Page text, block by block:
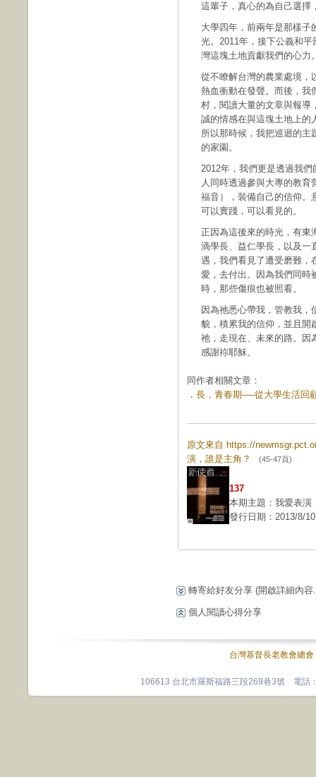
這輩子，真心的為自己選擇
大學四年，前兩年是那樣子
光。2011年，接下公義和
灣這塊土地貢獻我們的心力
從不瞭解台灣的農業處境，
熱血衝動在發聲。而後，我
村，閱讀大量的文章與報導
誠的情感在與這塊土地上的
所以那時候，我把巡迴的主
的家園。
2012年，我們更是透過我
人同時透過參與大專的教
福音），裝備自己的信仰。
可以實踐，可以看見的。
正因為這後來的時光，有東
滴學長、益仁學長，以及一
遇，我們看見了遭受磨難，
愛，去付出。因為我們同時
時，那些傷痕也被照看。
因為祂悉心帶我，管教我
貌，積累我的信仰，並且開
祂，走現在、未來的路。因
感謝祢耶穌。
同作者相關文章：
． 長，青春期──從大學生活回
原文來自 https://
演，誰是主角？
(45-47頁)
137
本期主題：我愛表演
發行日期：2013/8/10
轉寄給好友分享 (開啟詳細內容
個人閱讀心得分享
台灣基督長老教會總會
106613 台北市羅斯福路三段269巷3號 電